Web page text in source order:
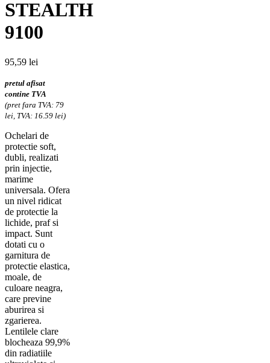
STEALTH
9100
95,59 lei
pretul afisat
contine TVA
(pret fara TVA: 79
lei, TVA: 16.59 lei)
Ochelari de
protectie soft,
dubli, realizati
prin injectie,
marime
universala. Ofera
un nivel ridicat
de protectie la
lichide, praf si
impact. Sunt
dotati cu o
garnitura de
protectie elastica,
moale, de
culoare neagra,
care previne
aburirea si
zgarierea.
Lentilele clare
blocheaza 99,9%
din radiatiile